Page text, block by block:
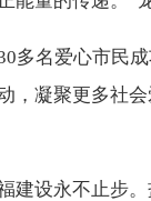
多名爱心市民
，凝聚更多社
建设永不止步